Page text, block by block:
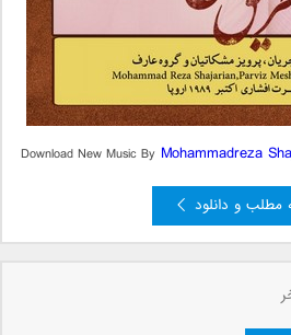
Download New Music ByMohammadreza
مطلب و دانلود